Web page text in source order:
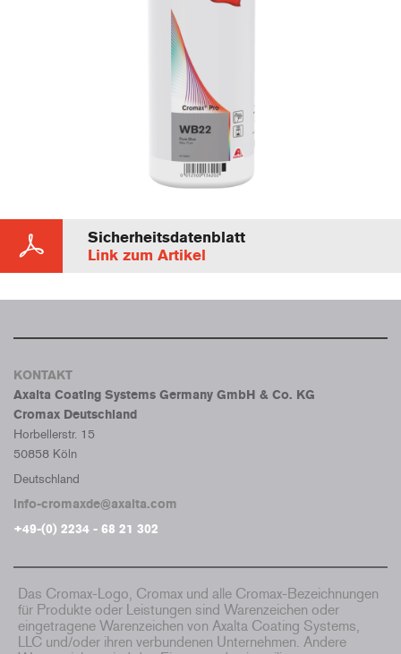
Sicherheitsdatenblatt
Link zum Artikel
KONTAKT
Axalta Coating Systems Germany GmbH & Co. KG
Cromax Deutschland
Horbellerstr. 15
50858 Köln
Deutschland
info-cromaxde@axalta.com
+49-(0) 2234 - 68 21 302
Das Cromax-Logo, Cromax und alle Cromax-Bezeichnungen
für Produkte oder Leistungen sind Warenzeichen oder
eingetragene Warenzeichen von Axalta Coating Systems,
LLC und/oder ihren verbundenen Unternehmen. Andere